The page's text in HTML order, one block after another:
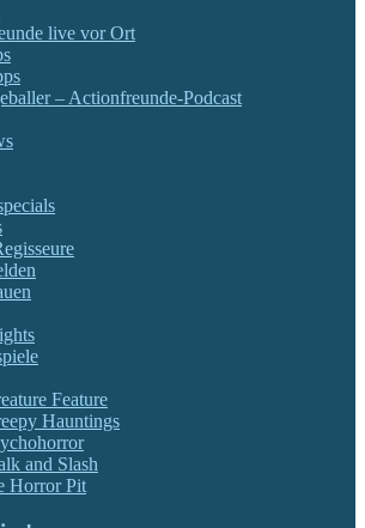
live vor Ort
– Actionfreunde-Podcast
Feature
Hauntings
and Slash
Horror Pit